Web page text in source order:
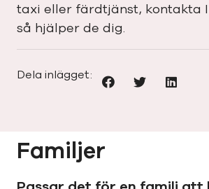
taxi eller färdtjänst, kontakta
så hjälper de dig.
Dela inlägget:
Familjer